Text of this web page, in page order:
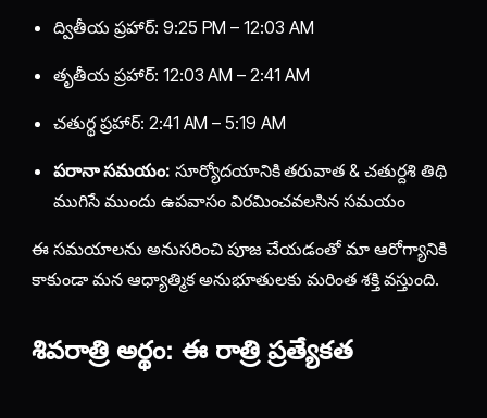
ద్వితీయ ప్రహార్: 9:25 PM – 12:03 AM
తృతీయ ప్రహార్: 12:03 AM – 2:41 AM
చతుర్థ ప్రహార్: 2:41 AM – 5:19 AM
పరానా సమయం: సూర్యోదయానికి తరువాత & చతుర్దశి తిథి
ముగిసే ముందు ఉపవాసం విరమించవలసిన సమయం
ఈ సమయాలను అనుసరించి పూజ చేయడంతో మా ఆరోగ్యానికి
కాకుండా మన ఆధ్యాత్మిక అనుభూతులకు మరింత శక్తి వస్తుంది.
శివరాత్రి అర్థం: ఈ రాత్రి ప్రత్యేకత